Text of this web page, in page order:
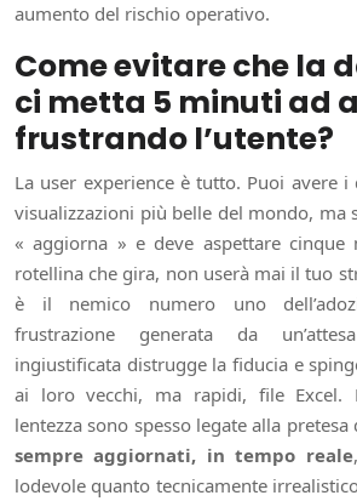
aumento del rischio operativo.
Come evitare che la
ci metta 5 minuti ad
frustrando l’utente?
La user experience è tutto. Puoi avere
visualizzazioni più belle del mondo, ma
« aggiorna » e deve aspettare cinque
rotellina che gira, non userà mai il tuo
è il nemico numero uno
frustrazione generata da
ingiustificata distrugge la fiducia e
ai loro vecchi, ma rapidi, file Excel.
lentezza sono spesso legate alla
sempre aggiornati, in tempo reale
lodevole quanto tecnicamente